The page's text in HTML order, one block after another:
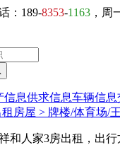
：189-8353-1163 ，周
信息供求信息车辆信息
房屋 > 牌楼/体育场/
和人家3房出租，出行